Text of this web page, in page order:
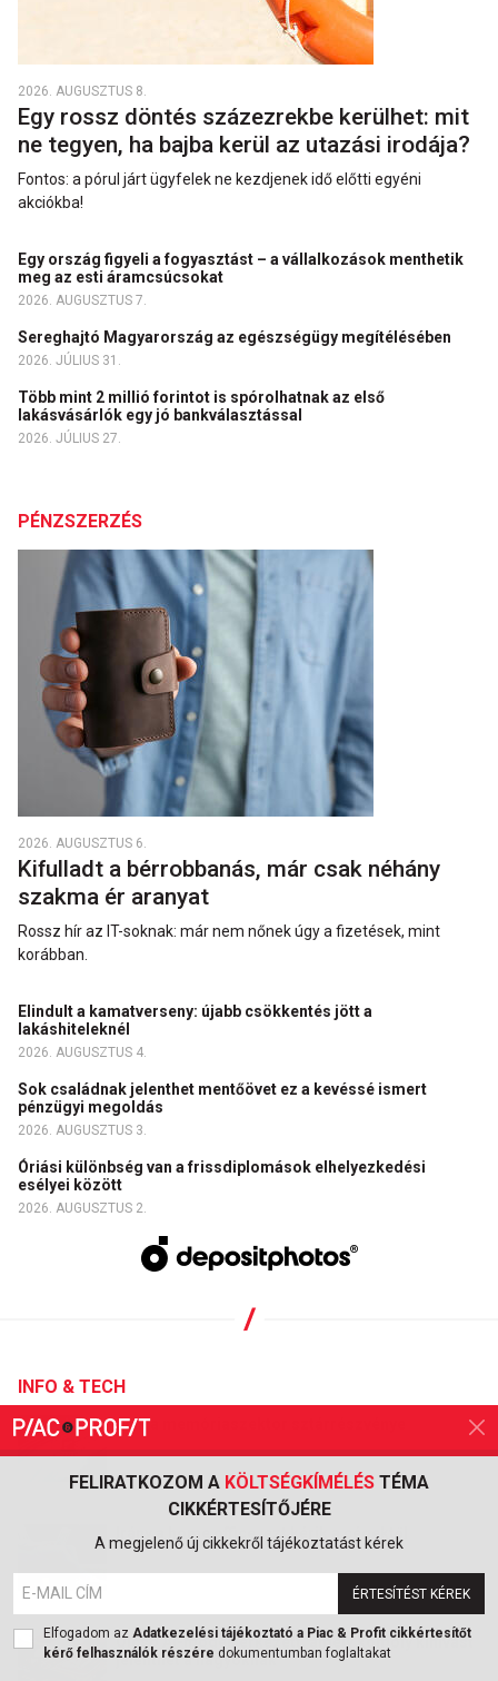
FELIRATKOZOM A KÖLTSÉGKÍMÉLÉS TÉMA
CIKKÉRTESÍTŐJÉRE
A megjelenő új cikkekről tájékoztatást kérek
ÉRTESÍTÉST KÉREK
Elfogadom az Adatkezelési tájékoztató a Piac & Profit cikkértesítőt
kérő felhasználók részére dokumentumban foglaltakat
2026. AUGUSZTUS 8.
Egy rossz döntés százezrekbe kerülhet: mit
ne tegyen, ha bajba kerül az utazási irodája?
Fontos: a pórul járt ügyfelek ne kezdjenek idő előtti egyéni
akciókba!
Egy ország figyeli a fogyasztást – a vállalkozások menthetik
meg az esti áramcsúcsokat
2026. AUGUSZTUS 7.
Sereghajtó Magyarország az egészségügy megítélésében
2026. JÚLIUS 31.
Több mint 2 millió forintot is spórolhatnak az első
lakásvásárlók egy jó bankválasztással
2026. JÚLIUS 27.
PÉNZSZERZÉS
2026. AUGUSZTUS 6.
Kifulladt a bérrobbanás, már csak néhány
szakma ér aranyat
Rossz hír az IT-soknak: már nem nőnek úgy a fizetések, mint
korábban.
Elindult a kamatverseny: újabb csökkentés jött a
lakáshiteleknél
2026. AUGUSZTUS 4.
Sok családnak jelenthet mentőövet ez a kevéssé ismert
pénzügyi megoldás
2026. AUGUSZTUS 3.
Óriási különbség van a frissdiplomások elhelyezkedési
esélyei között
2026. AUGUSZTUS 2.
INFO & TECH
Esik a memóriaszektor sztárrészvénye
Irány a home office, ezt kérik a cégektől
Olcsó AI-modell érkezett, amely komoly kihívást
jelenthet a nagyoknak